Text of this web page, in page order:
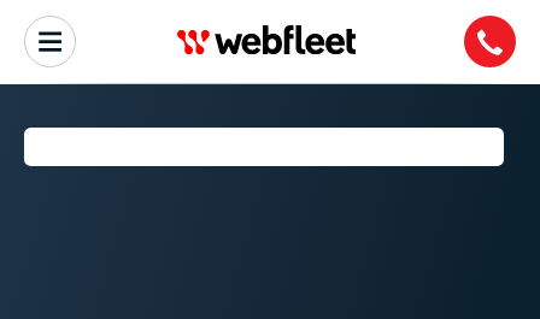
SYSTEM DIAGNOSTYKI OBD